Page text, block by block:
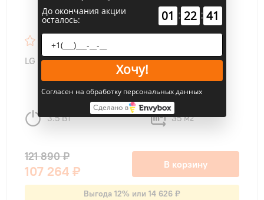
21
LG AB12BK ARTCOOL Objet Inverter
3.5 Вт 35 м2
121 890 ₽
107 264 ₽ В корзину
Выгода 12% или 14 626 ₽
До окончания акции
осталось: 01 : 22 : 40
Хочу!
Согласен на обработку персональных данных
Сделано в